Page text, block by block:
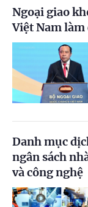
Ngoại giao
Việt Nam
Danh mục
ngân sách
và công nghệ